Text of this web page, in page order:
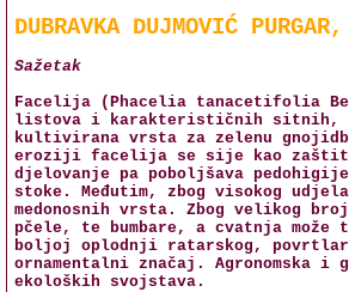
DUBRAVKA DUJMOVIĆ
Sažetak
Facelija (Phacelia tanacetifolia
listova i karakterističnih sitnih,
kultivirana vrsta za zelenu
eroziji facelija se sije kao zaštitni
djelovanje pa poboljšava
stoke. Međutim, zbog visokog
medonosnih vrsta. Zbog velikog
pčele, te bumbare, a cvatnja
boljoj oplodnji ratarskog,
ornamentalni značaj.
ekoloških svojstava.